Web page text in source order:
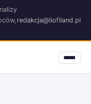
redakcja@liofiland.pl